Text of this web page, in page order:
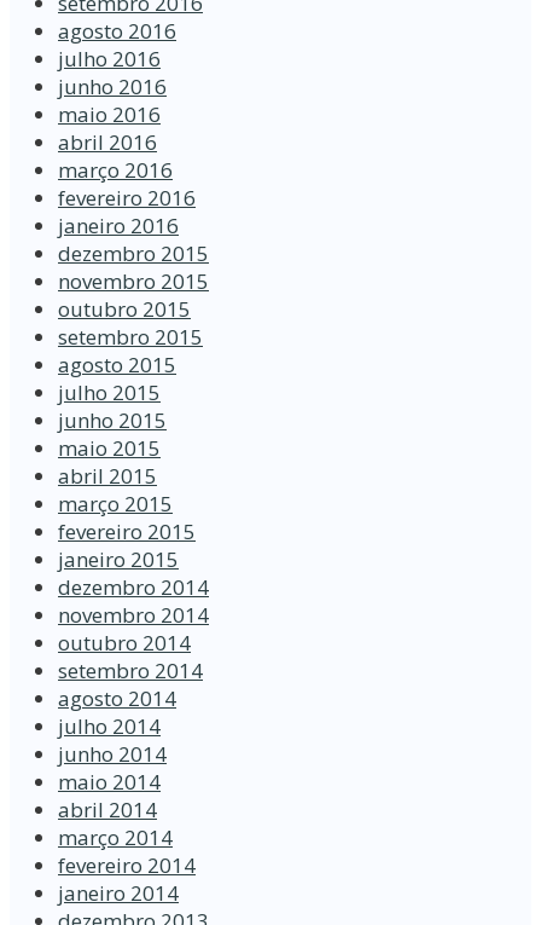
agosto 2016
julho 2016
junho 2016
maio 2016
abril 2016
março 2016
fevereiro 2016
janeiro 2016
dezembro 2015
novembro 2015
outubro 2015
setembro 2015
agosto 2015
julho 2015
junho 2015
maio 2015
abril 2015
março 2015
fevereiro 2015
janeiro 2015
dezembro 2014
novembro 2014
outubro 2014
setembro 2014
agosto 2014
julho 2014
junho 2014
maio 2014
abril 2014
março 2014
fevereiro 2014
janeiro 2014